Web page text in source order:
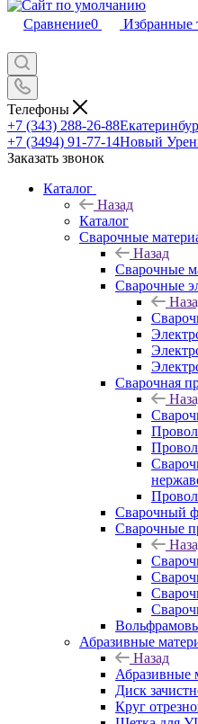
Сравнение0 Избранные
Телефоны
+7 (343) 288-26-88
+7 (3494) 91-77-14Новый
Заказать звонок
Каталог
Назад
Каталог
Сварочные
Назад
Сварочные
Сварочные
Сварочная
Сварочный
Сварочные
Абразивные
Назад
Абразивные
Диск
Круг